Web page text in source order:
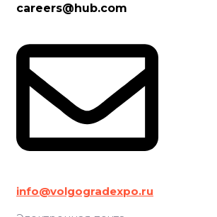
careers@hub.com
info@volgogradexpo.ru